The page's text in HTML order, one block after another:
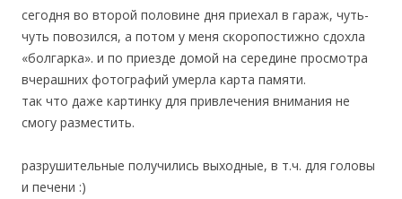
сегодня во второй половине дня приехал в гараж, чуть-
чуть повозился, а потом у меня скоропостижно сдохла
«болгарка». и по приезде домой на середине просмотра
вчерашних фотографий умерла карта памяти.
так что даже картинку для привлечения внимания не
смогу разместить.
разрушительные получились выходные, в т.ч. для головы
и печени :)